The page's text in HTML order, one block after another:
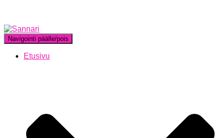
Navigointi päälle/pois
Etusivu